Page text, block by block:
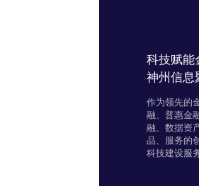
科技赋
神州信息
作为领先的
融、普惠金
融、数据资
品、服务的
科技建设服